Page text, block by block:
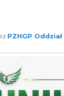
PZHGP